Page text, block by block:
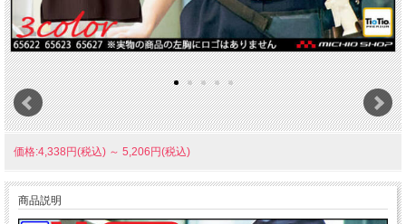
価格:4,338円(税込) ～ 5,206円(税込)
商品説明